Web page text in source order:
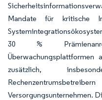
Mandate für kritische
30 %
Überwachungsplattformen
zusätzlich,
Versorgungsunternehmen.